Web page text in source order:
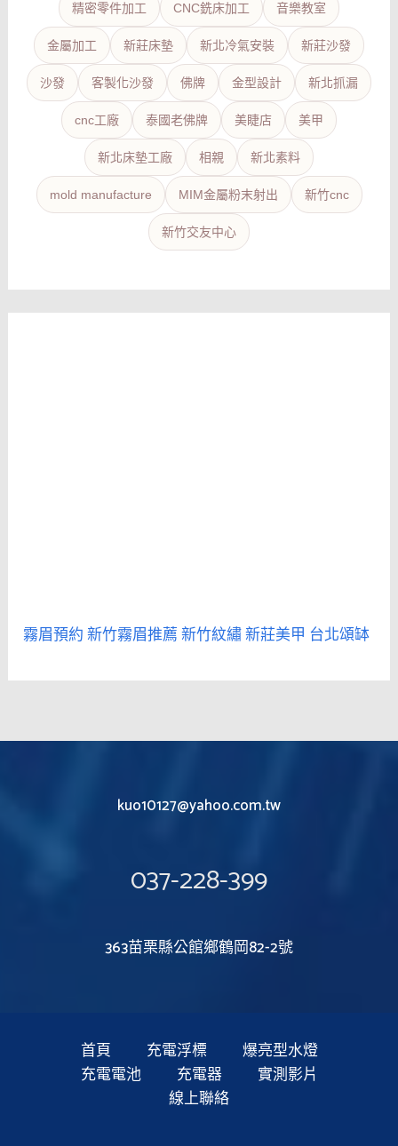
精密零件加工 CNC銑床加工 音樂教室
金屬加工 新莊床墊 新北冷氣安裝 新莊沙發
沙發 客製化沙發 佛牌 金型設計 新北抓漏
cnc工廠 泰國老佛牌 美睫店 美甲
新北床墊工廠 相親 新北素料
mold manufacture MIM金屬粉末射出 新竹cnc
新竹交友中心
霧眉預約新竹霧眉推薦新竹紋繡新莊美甲 台北頌缽
kuo10127@yahoo.com.tw
037-228-399
363苗栗縣公館鄉鶴岡82-2號
首頁 充電浮標
爆亮型水燈
充電電池
充電器
實測影片
線上聯絡